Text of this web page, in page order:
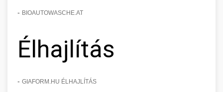
- BIOAUTOWASCHE.AT
Élhajlítás
- GIAFORM.HU ÉLHAJLÍTÁS